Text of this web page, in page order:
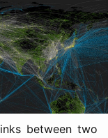
between two